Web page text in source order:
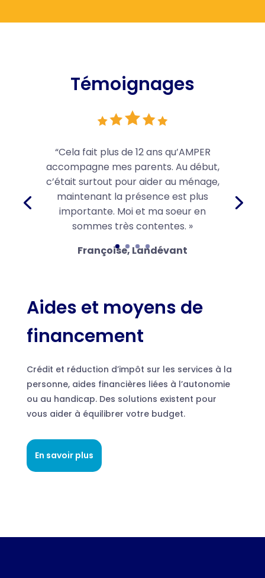
Témoignages
“Cela fait plus de 12 ans qu’AMPER
accompagne mes parents. Au début,
c’était surtout pour aider au ménage,
maintenant la présence est plus
importante. Moi et ma soeur en
sommes très contentes. »
Françoise, Landévant
Aides et moyens de
financement
Crédit et réduction d’impôt sur les services à la
personne, aides financières liées à l’autonomie
ou au handicap. Des solutions existent pour
vous aider à équilibrer votre budget.
En savoir plus